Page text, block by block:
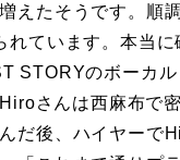
えたそうです。順
れています。本当
STORYのボーカ
さんは西麻布で
だ後、ハイヤーで